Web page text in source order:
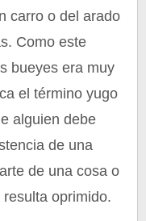
carro o del arado
Como este
bueyes era muy
el término yugo
alguien debe
de una
de una cosa o
oprimido.